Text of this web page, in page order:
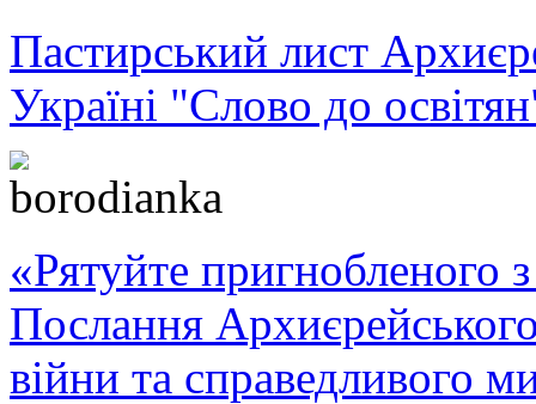
Пастирський лист
Україні "Слово до
«Рятуйте пригнобленого
Послання
війни та справедливого